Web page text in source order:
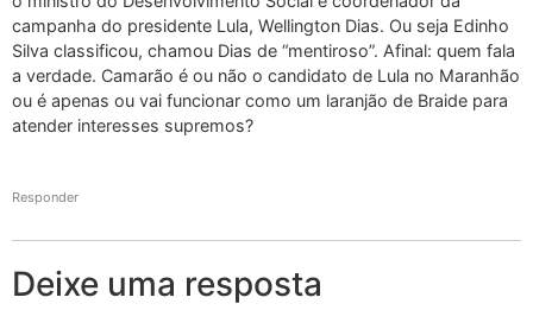
campanha do presidente Lula, Wellington Dias. Ou seja Edinho
Silva classificou, chamou Dias de “mentiroso”. Afinal: quem fala
a verdade. Camarão é ou não o candidato de Lula no Maranhão
ou é apenas ou vai funcionar como um laranjão de Braide para
atender interesses supremos?
Responder
Deixe uma resposta